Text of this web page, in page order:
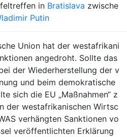
in Bratislava zwische
Putin
Union hat der westafrikani
angedroht. Sollte das
der Wiederherstellung der v
und beim demokratische
sich die EU „Maßnahmen“ z
der westafrikanischen Wirtsc
verhängten Sanktionen vo
veröffentlichten Erklärung